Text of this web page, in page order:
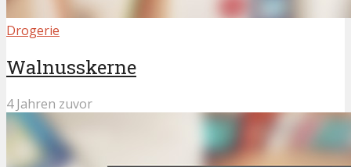
Drogerie
Walnusskerne
4 Jahren zuvor